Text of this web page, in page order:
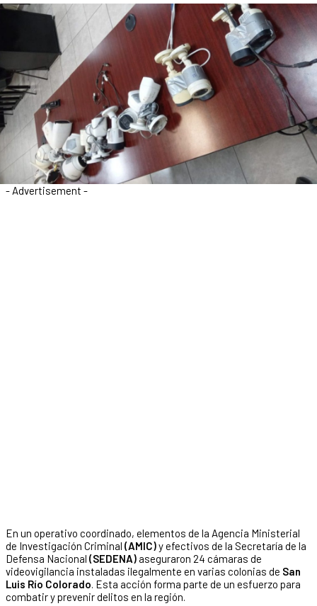
- Advertisement -
En un operativo coordinado, elementos de la Agencia Ministerial
de Investigación Criminal (AMIC)y efectivos de la Secretaría de la
Defensa Nacional (SEDENA) aseguraron 24 cámaras de
videovigilancia instaladas ilegalmente en varias colonias de San
Luis Río Colorado. Esta acción forma parte de un esfuerzo para
combatir y prevenir delitos en la región.